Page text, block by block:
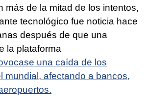
más de la mitad de los intentos,
tecnológico fue noticia hace
después de que una
la plataforma
una caída de los
mundial, afectando a bancos,